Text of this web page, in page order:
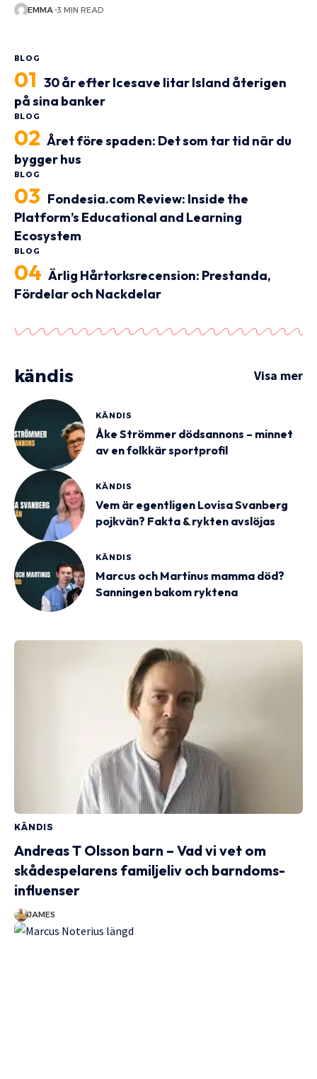
EMMA 3 MIN READ
BLOG
30 år efter Icesave litar Island återigen
på sina banker
BLOG
Året före spaden: Det som tar tid när du
bygger hus
BLOG
Fondesia.com Review: Inside the
Platform’s Educational and Learning
Ecosystem
BLOG
Ärlig Hårtorksrecension: Prestanda,
Fördelar och Nackdelar
kändis Visa mer
KÄNDIS
Åke Strömmer dödsannons – minnet
av en folkkär sportprofil
KÄNDIS
Vem är egentligen Lovisa Svanberg
pojkvän? Fakta & rykten avslöjas
KÄNDIS
Marcus och Martinus mamma död?
Sanningen bakom ryktena
KÄNDIS
Andreas T Olsson barn – Vad vi vet om
skådespelarens familjeliv och barndoms­
influenser
JAMES